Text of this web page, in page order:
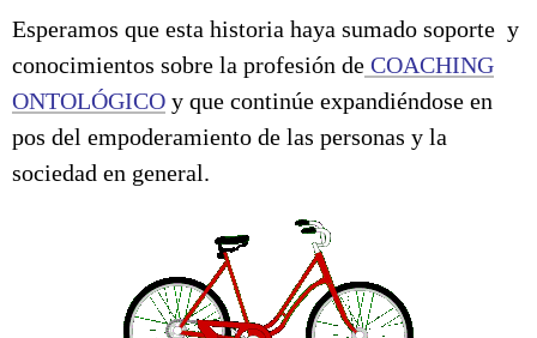
Esperamos que esta historia haya sumado soporte y
conocimientos sobre la profesión de COACHING
ONTOLÓGICO y que continúe expandiéndose en
pos del empoderamiento de las personas y la
sociedad en general.